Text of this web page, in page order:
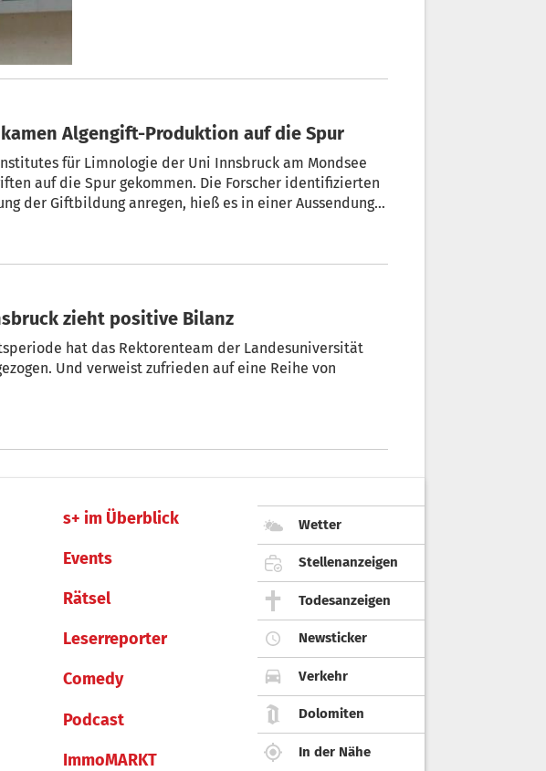
kamen Algengift-Produktion auf die Spur
für Limnologie der Uni Innsbruck am Mondsee
auf die Spur gekommen. Die Forscher identifizierten
der Giftbildung anregen, hieß es in einer Aussendung
zieht positive Bilanz
hat das Rektorenteam der Landesuniversität
Und verweist zufrieden auf eine Reihe von
s+ im Überblick
Events
Rätsel
Leserreporter
Comedy
Podcast
ImmoMARKT
Wetter
Stellenanzeigen
Todesanzeigen
Newsticker
Verkehr
Dolomiten
In der Nähe